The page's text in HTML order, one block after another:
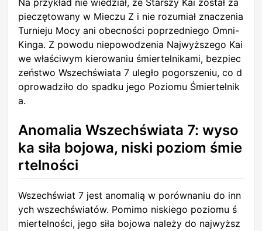
pieczętowany w Mieczu Z i nie rozumiał znaczenia
Turnieju Mocy ani obecności poprzedniego Omni-
Kinga. Z powodu niepowodzenia Najwyższego Kai
we właściwym kierowaniu śmiertelnikami, bezpiec
zeństwo Wszechświata 7 uległo pogorszeniu, co d
oprowadziło do spadku jego Poziomu Śmiertelnik
a.
Anomalia Wszechświata 7: wyso
ka siła bojowa, niski poziom śmie
rtelności
Wszechświat 7 jest anomalią w porównaniu do inn
ych wszechświatów. Pomimo niskiego poziomu ś
miertelności, jego siła bojowa należy do najwyższ